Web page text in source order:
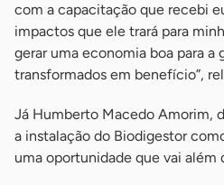
com a capacitação que recebi
impactos que ele trará para
gerar uma economia boa para a
transformados em benefício”,
Já Humberto Macedo Amorim,
a instalação do Biodigestor
uma oportunidade que vai além